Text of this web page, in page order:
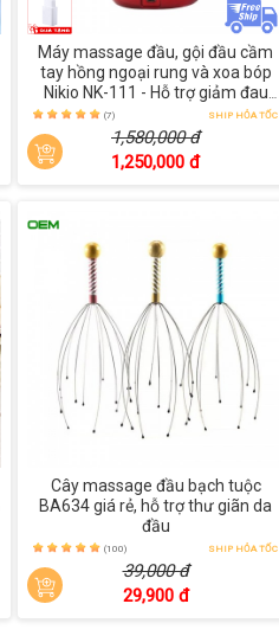
Máy massage đầu, gội đầu cầm
tay hồng ngoại rung và xoa bóp
Nikio NK-111 - Hỗ trợ giảm đau
(7) SHIP HỎA TỐC
1,580,000 đ
1,250,000 đ
Cây massage đầu bạch tuộc
BA634 giá rẻ, hỗ trợ thư giãn da
đầu
(100) SHIP HỎA TỐC
39,000 đ
29,900 đ